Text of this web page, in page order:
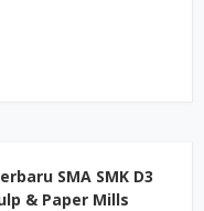
SMA SMK D3
& Paper Mills